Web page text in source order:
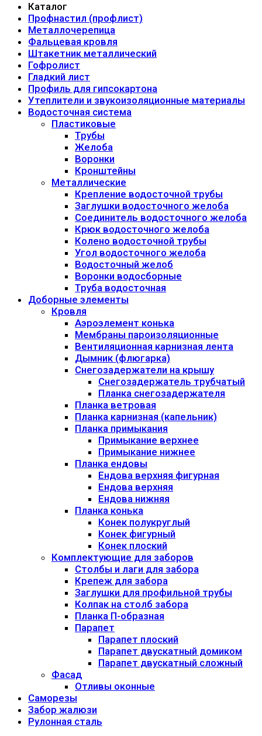
Каталог
Профнастил (профлист)
Металлочерепица
Фальцевая кровля
Штакетник металлический
Гофролист
Гладкий лист
Профиль для гипсокартона
Утеплители и звукоизоляционные материалы
Водосточная система
Пластиковые
Трубы
Желоба
Воронки
Кронштейны
Металлические
Крепление водосточной трубы
Заглушки водосточного желоба
Соединитель водосточного желоба
Крюк водосточного желоба
Колено водосточной трубы
Угол водосточного желоба
Водосточный желоб
Воронки водосборные
Труба водосточная
Доборные элементы
Кровля
Аэроэлемент конька
Мембраны пароизоляционные
Вентиляционная карнизная лента
Дымник (флюгарка)
Снегозадержатели на крышу
Снегозадержатель трубчатый
Планка снегозадержателя
Планка ветровая
Планка карнизная (капельник)
Планка примыкания
Примыкание верхнее
Примыкание нижнее
Планка ендовы
Ендова верхняя фигурная
Ендова верхняя
Ендова нижняя
Планка конька
Конек полукруглый
Конек фигурный
Конек плоский
Комплектующие для заборов
Столбы и лаги для забора
Крепеж для забора
Заглушки для профильной трубы
Колпак на столб забора
Планка П-образная
Парапет
Парапет плоский
Парапет двускатный домиком
Парапет двускатный сложный
Фасад
Отливы оконные
Саморезы
Забор жалюзи
Рулонная сталь